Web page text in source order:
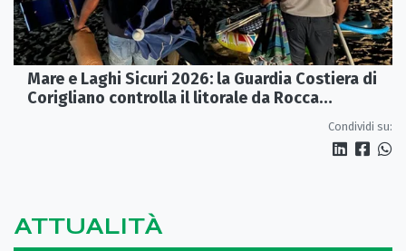
Mare e Laghi Sicuri 2026: la Guardia Costiera di
Corigliano controlla il litorale da Rocca
Condividi su:
ATTUALITÀ